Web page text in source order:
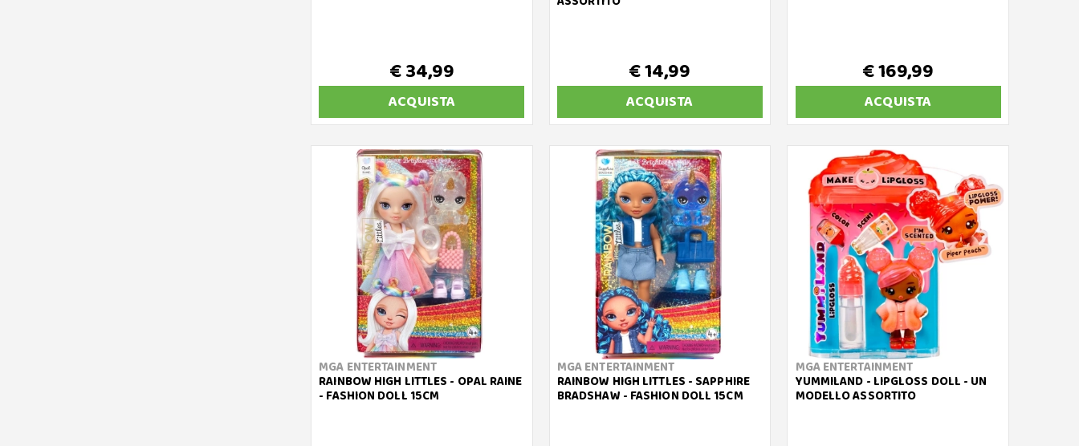
€ 34,99
ACQUISTA
€ 14,99
ACQUISTA
€ 169,99
ACQUISTA
MGA ENTERTAINMENT
RAINBOW HIGH LITTLES - OPAL RAINE
- FASHION DOLL 15CM
MGA ENTERTAINMENT
RAINBOW HIGH LITTLES - SAPPHIRE
BRADSHAW - FASHION DOLL 15CM
MGA ENTERTAINMENT
YUMMILAND - LIPGLOSS DOLL - UN
MODELLO ASSORTITO